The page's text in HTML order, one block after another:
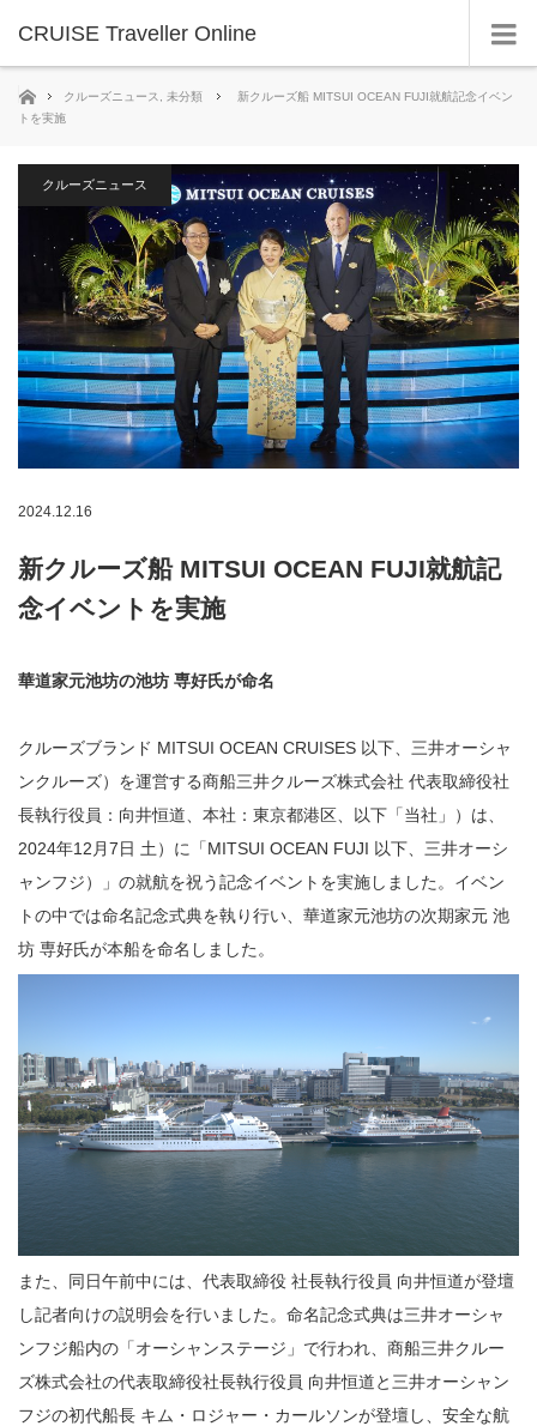
CRUISE Traveller Online
ホームクルーズニュース 未分類
新クルーズ船 MITSUI OCEAN FUJI就航記念イベン
トを実施
クルーズニュース
2024.12.16
新クルーズ船 MITSUI OCEAN FUJI就航記
念イベントを実施
華道家元池坊の池坊 専好氏が命名
クルーズブランド MITSUI OCEAN CRUISES 以下、三井オーシャ
ンクルーズ）を運営する商船三井クルーズ株式会社 代表取締役社
長執行役員：向井恒道、本社：東京都港区、以下「当社」）は、
2024年12月7日 土）に「MITSUI OCEAN FUJI 以下、三井オーシ
ャンフジ）」の就航を祝う記念イベントを実施しました。イベン
トの中では命名記念式典を執り行い、華道家元池坊の次期家元 池
坊 専好氏が本船を命名しました。
また、同日午前中には、代表取締役 社長執行役員 向井恒道が登壇
し記者向けの説明会を行いました。命名記念式典は三井オーシャ
ンフジ船内の「オーシャンステージ」で行われ、商船三井クルー
ズ株式会社の代表取締役社長執行役員 向井恒道と三井オーシャン
フジの初代船長 キム・ロジャー・カールソンが登壇し、安全な航